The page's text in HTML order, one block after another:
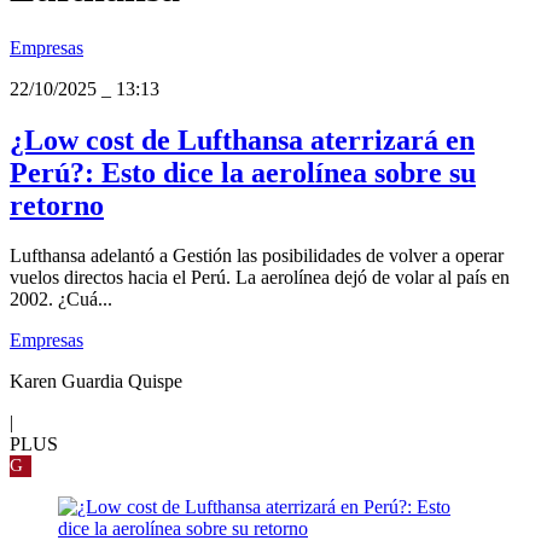
Empresas
22/10/2025
13:13
¿Low cost de Lufthansa aterrizará en
Perú?: Esto dice la aerolínea sobre su
retorno
Lufthansa adelantó a Gestión las posibilidades de volver a operar
vuelos directos hacia el Perú. La aerolínea dejó de volar al país en
2002. ¿Cuá...
Empresas
Karen Guardia Quispe
PLUS
G